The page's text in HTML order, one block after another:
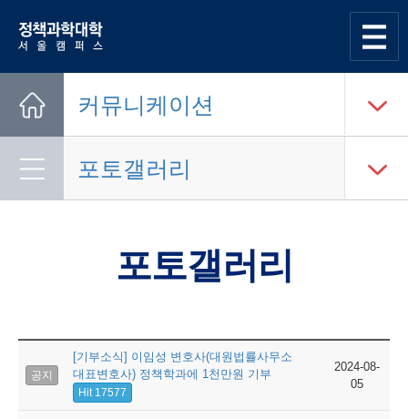
한양대학교
커뮤니케이션
포토갤러리
포토갤러리
공지
[기부소식] 이임성 변호사(대원법률사무소
대표변호사) 정책학과에 1천만원 기부
Hit 17577
2024-08-
05